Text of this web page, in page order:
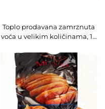
Toplo prodavana zamrznuta
voća u velikim količinama, 10
zamrznute brusnice